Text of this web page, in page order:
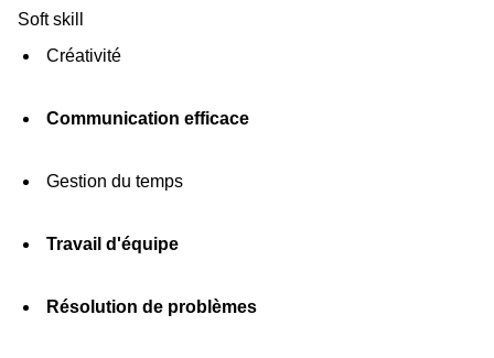
Soft skill
Créativité
Communication efficace
Gestion du temps
Travail d'équipe
Résolution de problèmes